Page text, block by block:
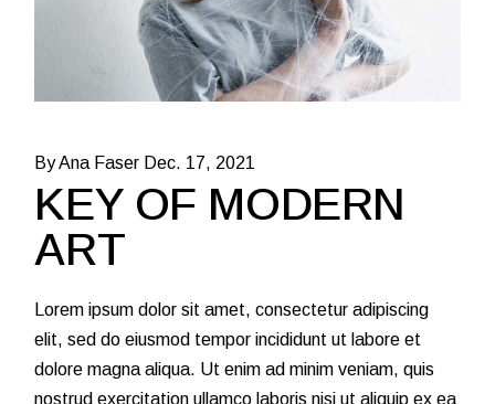
By Ana Faser Dec. 17, 2021
KEY OF MODERN
ART
Lorem ipsum dolor sit amet, consectetur adipiscing
elit, sed do eiusmod tempor incididunt ut labore et
dolore magna aliqua. Ut enim ad minim veniam, quis
nostrud exercitation ullamco laboris nisi ut aliquip ex ea